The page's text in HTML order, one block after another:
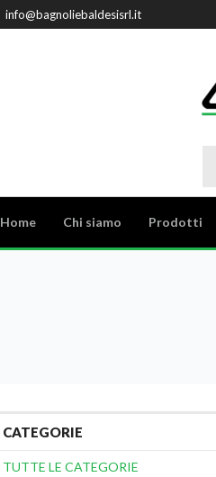
info@bagnoliebaldesisrl.it
Home Chi siamo Prodotti
CATEGORIE
TUTTE LE CATEGORIE